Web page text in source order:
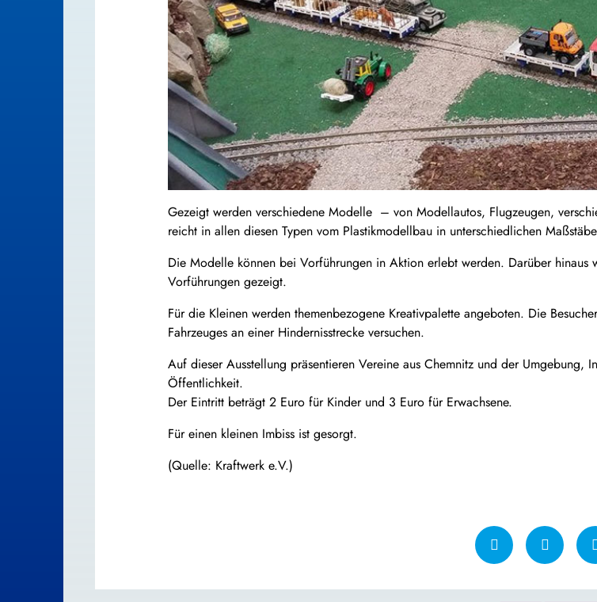
Gezeigt werden verschiedene Modelle – von Modellautos, Flugzeugen,
reicht in allen diesen Typen vom Plastikmodellbau in unterschiedlichen
Die Modelle können bei Vorführungen in Aktion erlebt werden. Darüber hinaus
Vorführungen gezeigt.
Für die Kleinen werden themenbezogene Kreativpalette angeboten. Die
Fahrzeuges an einer Hindernisstrecke versuchen.
Auf dieser Ausstellung präsentieren Vereine aus Chemnitz und der Umgebung,
Öffentlichkeit.
Der Eintritt beträgt 2 Euro für Kinder und 3 Euro für Erwachsene.
Für einen kleinen Imbiss ist gesorgt.
(Quelle: Kraftwerk e.V.)